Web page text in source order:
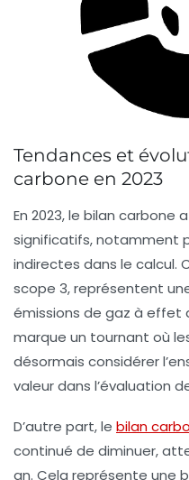
Tendances et
carbone en 2023
En 2023, le bilan carbone
significatifs, notamment
indirectes dans le calcul.
scope 3, représentent
émissions de gaz à effet
marque un tournant où
désormais considérer
valeur dans l’évaluation
D’autre part, le bilan
continué de diminuer,
an. Cela représente une